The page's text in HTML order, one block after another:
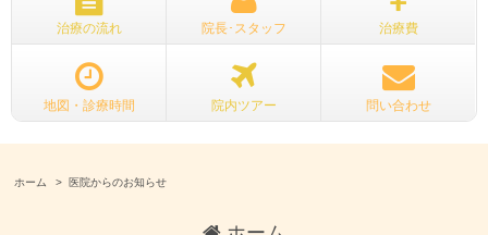
治療の流れ 院長･スタッフ 治療費
地図・診療時間 院内ツアー 問い合わせ
ホーム 医院からのお知らせ